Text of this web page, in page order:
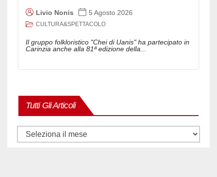
Livio Nonis 5 Agosto 2026
CULTURA&SPETTACOLO
Il gruppo folkloristico "Chei di Uanis" ha partecipato in
Carinzia anche alla 81ª edizione della...
Tutti Gli Articoli
Tutti